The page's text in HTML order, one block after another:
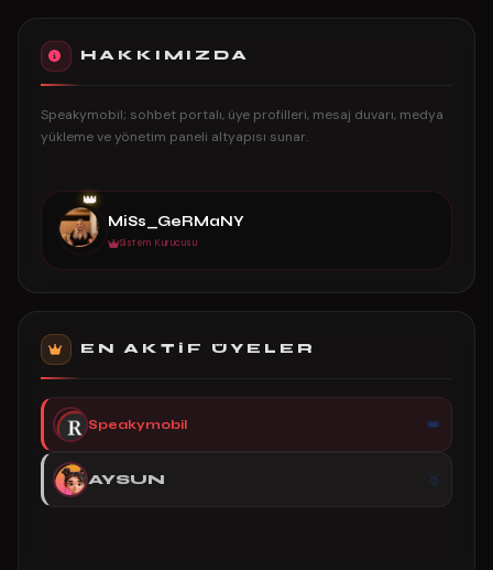
HAKKIMIZDA
Speakymobil; sohbet portalı, üye profilleri, mesaj duvarı, medya
yükleme ve yönetim paneli altyapısı sunar.
👑
MiSs_GeRMaNY
Sistem Kurucusu
EN AKTIF ÜYELER
Speakymobil
AYSUN